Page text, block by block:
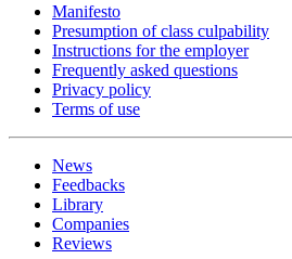
Manifesto
Presumption of class culpability
Instructions for the employer
Frequently asked questions
Privacy policy
Terms of use
News
Feedbacks
Library
Companies
Reviews